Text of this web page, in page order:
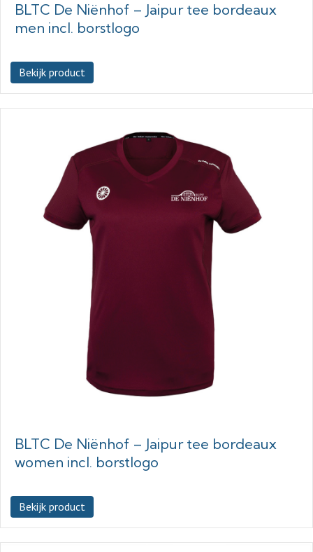
BLTC De Niënhof – Jaipur tee bordeaux
men incl. borstlogo
Bekijk product
BLTC De Niënhof – Jaipur tee bordeaux
women incl. borstlogo
Bekijk product